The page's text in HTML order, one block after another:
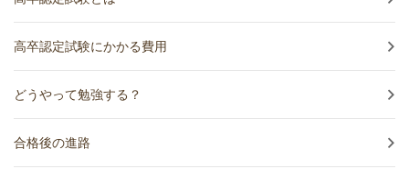
高卒認定試験にかかる費用
どうやって勉強する？
合格後の進路